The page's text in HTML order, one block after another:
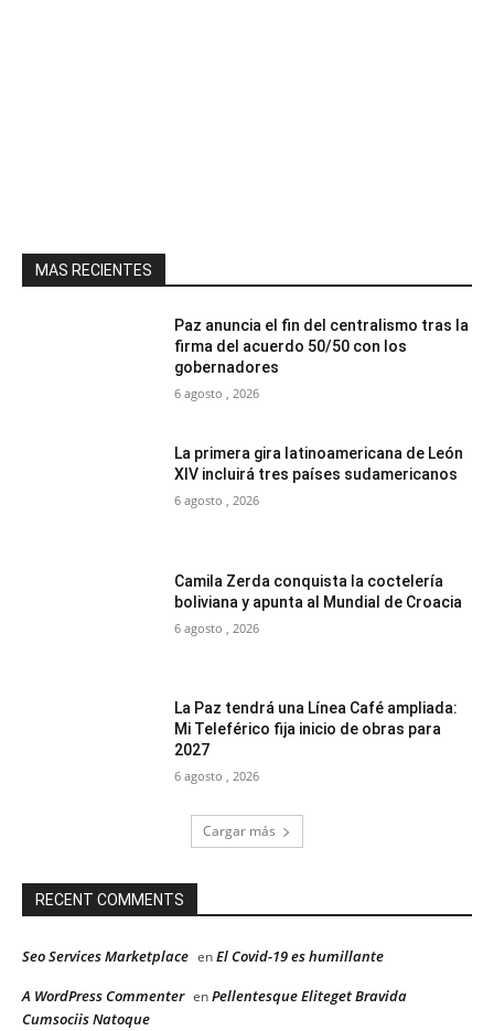
MAS RECIENTES
Paz anuncia el fin del centralismo tras la
firma del acuerdo 50/50 con los
gobernadores
6 agosto , 2026
La primera gira latinoamericana de León
XIV incluirá tres países sudamericanos
6 agosto , 2026
Camila Zerda conquista la coctelería
boliviana y apunta al Mundial de Croacia
6 agosto , 2026
La Paz tendrá una Línea Café ampliada:
Mi Teleférico fija inicio de obras para
2027
6 agosto , 2026
Cargar más
RECENT COMMENTS
Seo Services Marketplace enEl Covid-19 es humillante
A WordPress Commenter enPellentesque Eliteget Bravida
Cumsociis Natoque